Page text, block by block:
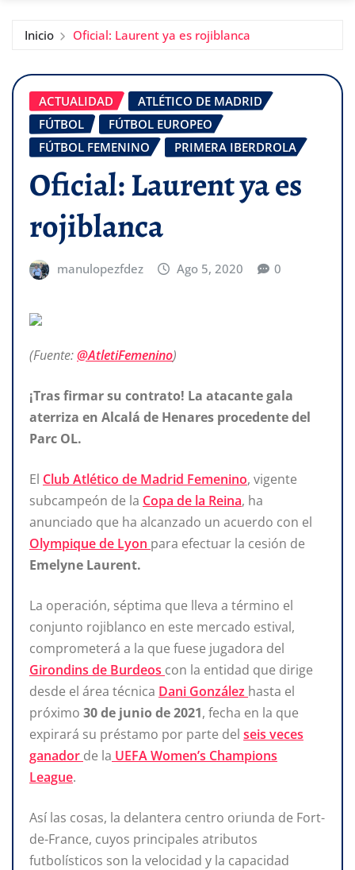
Inicio Oficial: Laurent ya es rojiblanca
ACTUALIDAD
ATLÉTICO DE MADRID
FÚTBOL
FÚTBOL EUROPEO
FÚTBOL FEMENINO
PRIMERA IBERDROLA
Oficial: Laurent ya es
rojiblanca
manulopezfdez Ago 5, 2020 0
(Fuente:@AtletiFemenino)
¡Tras firmar su contrato! La atacante gala
aterriza en Alcalá de Henares procedente del
Parc OL.
El Club Atlético de Madrid Femenino, vigente
subcampeón de la Copa de la Reina, ha
anunciado que ha alcanzado un acuerdo con el
Olympique de Lyon para efectuar la cesión de
Emelyne Laurent.
La operación, séptima que lleva a término el
conjunto rojiblanco en este mercado estival,
comprometerá a la que fuese jugadora del
Girondins de Burdeos con la entidad que dirige
desde el área técnica Dani González hasta el
próximo 30 de junio de 2021, fecha en la que
expirará su préstamo por parte del seis veces
ganador de la UEFAWomen’s Champions
League.
Así las cosas, la delantera centro oriunda de Fort-
de-France, cuyos principales atributos
futbolísticos son la velocidad y la capacidad